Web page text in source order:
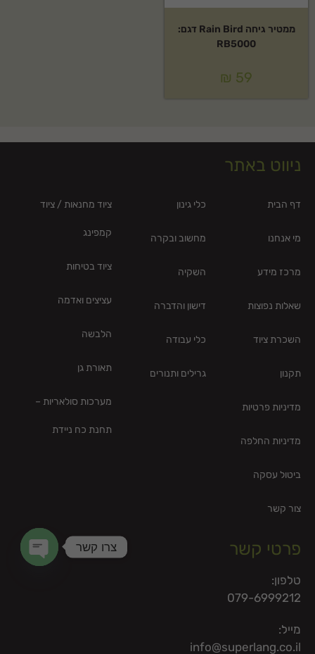
ממטיר גיחה Rain Bird דגם:
RB5000
₪ 59
ניווט באתר
דף הבית
מי אנחנו
מרכז מידע
שאלות נפוצות
השכרת ציוד
תקנון
מדיניות פרטיות
מדיניות החלפה
ביטול עסקה
צור קשר
כלי גינון
מחשוב ובקרה
השקיה
דישון והדברה
כלי עבודה
גרילים ותנורים
ציוד מחנאות / ציוד
קמפינג
ציוד בטיחות
עציצים ואדמה
הלבשה
תאורת גן
מערכות סולאריות –
תחנת כח ניידת
פרטי קשר
טלפון:
079-6999212
מייל:
info@superlang.co.il
צרו קשר